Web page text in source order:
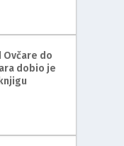
Ovčare do
dobio je